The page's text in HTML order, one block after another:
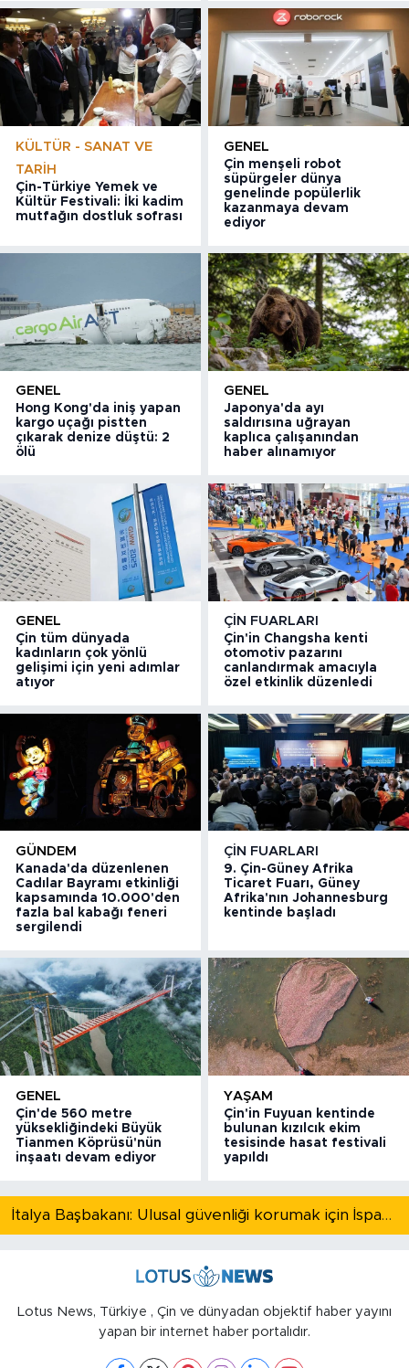
KÜLTÜR - SANAT VE
TARIH
Çin-Türkiye Yemek ve
Kültür Festivali: İki kadim
mutfağın dostluk sofrası
GENEL
Çin menşeli robot
süpürgeler dünya
genelinde popülerlik
kazanmaya devam
ediyor
GENEL
Hong Kong'da iniş yapan
kargo uçağı pistten
çıkarak denize düştü: 2
ölü
GENEL
Japonya'da ayı
saldırısına uğrayan
kaplıca çalışanından
haber alınamıyor
GENEL
Çin tüm dünyada
kadınların çok yönlü
gelişimi için yeni adımlar
atıyor
ÇIN FUARLARI
Çin'in Changsha kenti
otomotiv pazarını
canlandırmak amacıyla
özel etkinlik düzenledi
GÜNDEM
Kanada'da düzenlenen
Cadılar Bayramı etkinliği
kapsamında 10.000'den
fazla bal kabağı feneri
sergilendi
ÇIN FUARLARI
9. Çin-Güney Afrika
Ticaret Fuarı, Güney
Afrika'nın Johannesburg
kentinde başladı
GENEL
Çin'de 560 metre
yüksekliğindeki Büyük
Tianmen Köprüsü'nün
inşaatı devam ediyor
YAŞAM
Çin'in Fuyuan kentinde
bulunan kızılcık ekim
tesisinde hasat festivali
yapıldı
İtalya Başbakanı: Ulusal güvenliği korumak için İspanya ile Schengen kapsamındaki serbest dolaşımı askıya alıyoruz
Lotus News, Türkiye , Çin ve dünyadan objektif haber yayını
yapan bir internet haber portalıdır.